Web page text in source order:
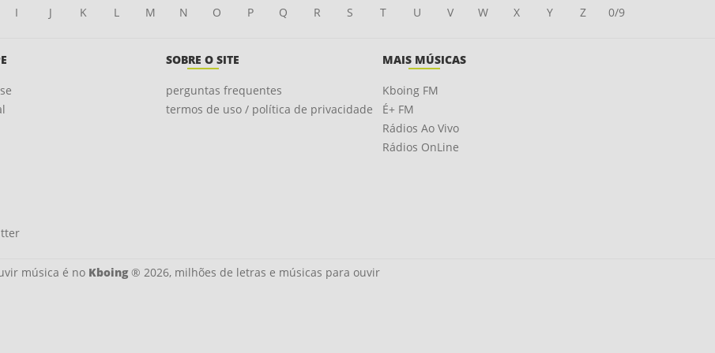
I J K L M N O P Q R S T U V W X Y Z 0/9
SOBRE O SITE
perguntas frequentes
termos de uso / política de privacidade
MAIS MÚSICAS
Kboing FM
É+ FM
Rádios Ao Vivo
Rádios OnLine
música é no Kboing® 2026, milhões de letras e músicas para ouvir